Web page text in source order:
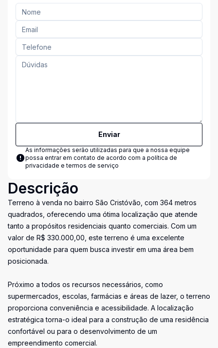
Enviar
As informações serão utilizadas para que a nossa equipe
possa entrar em contato de acordo com a política de
privacidade e termos de serviço
Descrição
Terreno à venda no bairro São Cristóvão, com 364 metros
quadrados, oferecendo uma ótima localização que atende
tanto a propósitos residenciais quanto comerciais. Com um
valor de R$ 330.000,00, este terreno é uma excelente
oportunidade para quem busca investir em uma área bem
posicionada.
Próximo a todos os recursos necessários, como
supermercados, escolas, farmácias e áreas de lazer, o terreno
proporciona conveniência e acessibilidade. A localização
estratégica torna-o ideal para a construção de uma residência
confortável ou para o desenvolvimento de um
empreendimento comercial.